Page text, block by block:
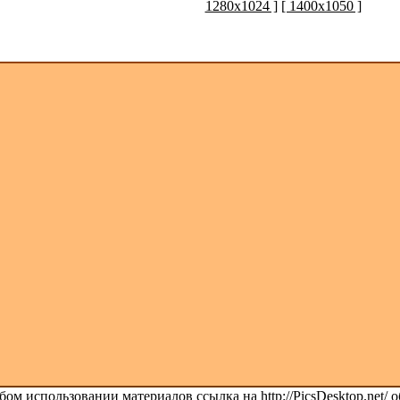
1280x1024 ] [ 1400x1050 ]
использовании материалов ссылка на http://PicsDesktop.net/